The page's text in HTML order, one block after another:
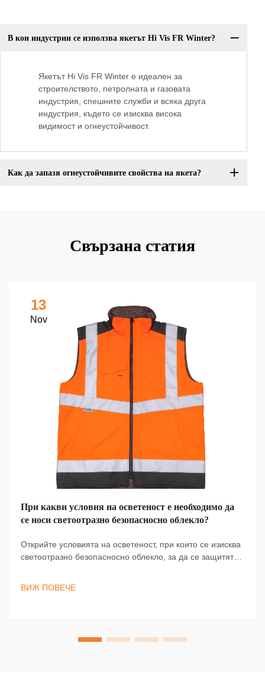
В кои индустрии се използва якетът Hi Vis FR Winter?
Якетът Hi Vis FR Winter е идеален за
строителството, петролната и газовата
индустрия, спешните служби и всяка друга
индустрия, където се изисква висока
видимост и огнеустойчивост.
Как да запазя огнеустойчивите свойства на якета?
Свързана статия
13
Nov
При какви условия на осветеност е необходимо да
се носи светоотразно безопасносно облекло?
Открийте условията на осветеност, при които се изисква
светоотразно безопасносно облекло, за да се защитят
ВИЖ ПОВЕЧЕ